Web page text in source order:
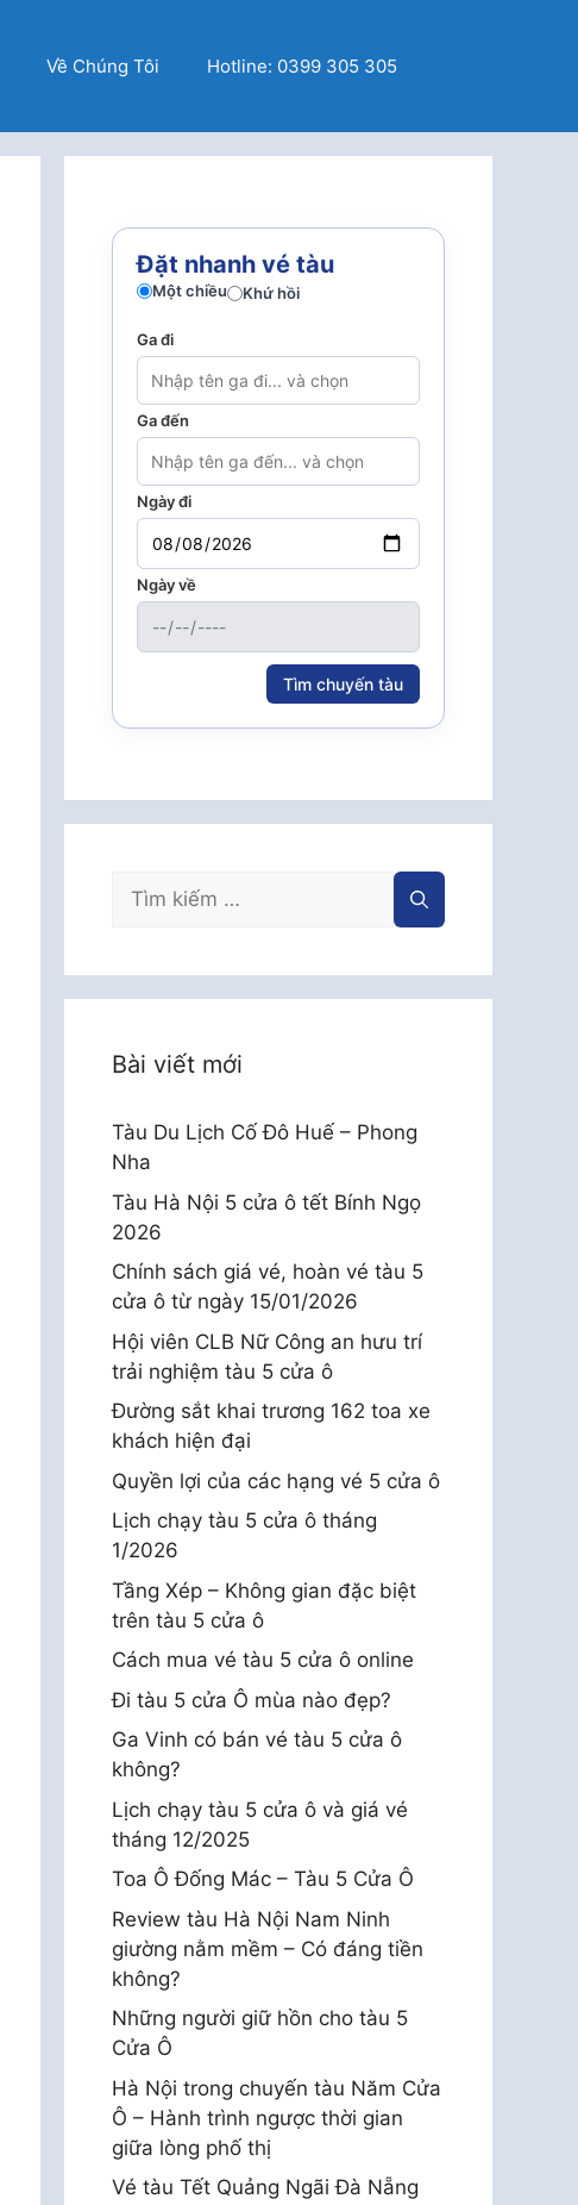
Về Chúng Tôi Hotline: 0399 305 305
Đặt nhanh vé tàu
Một chiều Khứ hồi
Ga đi
Ga đến
Ngày đi
Ngày về
Tìm chuyến tàu
Tìm
Bài viết mới
Tàu Du Lịch Cố Đô Huế – Phong
Nha
Tàu Hà Nội 5 cửa ô tết Bính Ngọ
2026
Chính sách giá vé, hoàn vé tàu 5
cửa ô từ ngày 15/01/2026
Hội viên CLB Nữ Công an hưu trí
trải nghiệm tàu 5 cửa ô
Đường sắt khai trương 162 toa xe
khách hiện đại
Quyền lợi của các hạng vé 5 cửa ô
Lịch chạy tàu 5 cửa ô tháng
1/2026
Tầng Xép – Không gian đặc biệt
trên tàu 5 cửa ô
Cách mua vé tàu 5 cửa ô online
Đi tàu 5 cửa Ô mùa nào đẹp?
Ga Vinh có bán vé tàu 5 cửa ô
không?
Lịch chạy tàu 5 cửa ô và giá vé
tháng 12/2025
Toa Ô Đống Mác – Tàu 5 Cửa Ô
Review tàu Hà Nội Nam Ninh
giường nằm mềm – Có đáng tiền
không?
Những người giữ hồn cho tàu 5
Cửa Ô
Hà Nội trong chuyến tàu Năm Cửa
Ô – Hành trình ngược thời gian
giữa lòng phố thị
Vé tàu Tết Quảng Ngãi Đà Nẵng